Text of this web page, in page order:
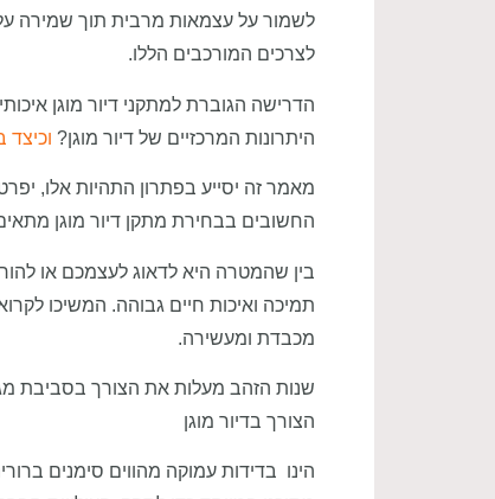
לשמור על עצמאות מרבית תוך שמירה על
לצרכים המורכבים הללו.
הדרישה הגוברת למתקני דיור מוגן
היתרונות המרכזיים של דיור מוגן?וכיצד
מאמר זה יסייע בפתרון התהיות אלו,
החשובים בבחירת מתקן דיור מוגן
בין שהמטרה היא לדאוג לעצמכם או
תמיכה ואיכות חיים גבוהה. המשיכו
מכבדת ומעשירה.
שנות הזהב מעלות את הצורך בסביבת
הצורך בדיור מוגן
הינו בדידות עמוקה מהווים סימנים